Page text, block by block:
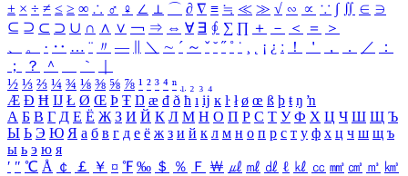
± × ÷ ≠ ≤ ≥ ∞ ∴ ♂ ♀ ∠ ⊥ ⌒ ∂ ∇ ≡ ≒ ≪ ≫ √ ∽ ∝ ∵ ∫ ∬ ∈ ∋
⊆ ⊇ ⊂ ⊃ ∪ ∩ ∧ ∨ ￢ ⇒ ⇔ ∀ ∃ ∮ ∑ ∏ ＋ － ＜ ＝
＞
、
。 · ‥ … ¨ 〃 ― ＼ ∼ ´ ～ ˇ ˘ ˝ ˚ ˙ ¸ ¡ ¿ ː ！ ＇ ， ． ／
：
；
？ ＾ ｀
½ ⅓ ⅔ ¼ ¾ ⅛ ⅜ ⅝ ⅞ ¹ ² ³ ⁴ ⁿ ₁ ₂ ₃ ₄
Æ Ð Ħ Ĳ Ł Ø Œ Þ Ŧ Ŋ æ đ ð ħ ı ĳ ĸ ŀ ł ø œ ß þ ŧ ŋ ŉ
А Б В Г Д Е Ё Ж З И Й К Л М Н О П Р С Т У Ф Х Ц Ч Ш Щ Ъ
Ы Ь Э Ю Я а б в г д е ё ж з и й к л м н о п р с т у ф х ц ч ш щ ъ
ы ь э ю я
′ ″ ℃ Å ￠ ￡ ￥ ¤ ℉ ‰ ＄ ％ Ｆ ￦ ㎕ ㎖ ㎗ ℓ ㎘ ㏄ ㎣ ㎤ ㎥ ㎦